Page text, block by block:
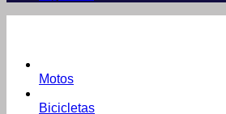
Motos
Bicicletas